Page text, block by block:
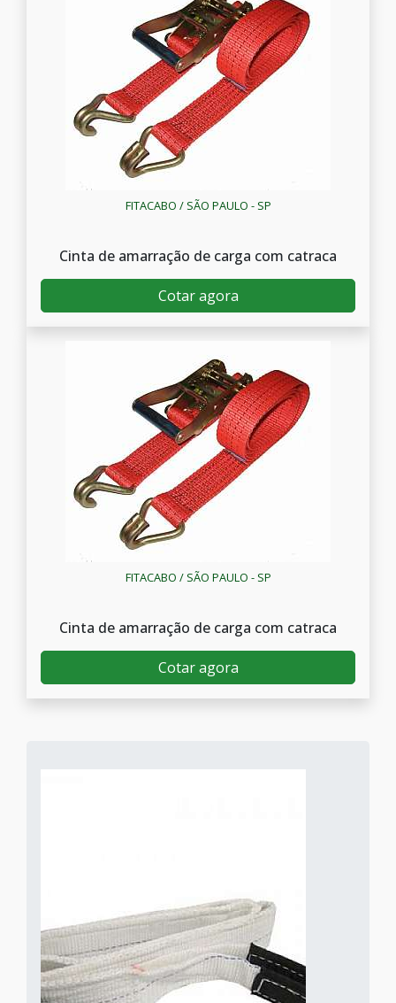
FITACABO / SÃO PAULO - SP
Cinta de amarração de carga com catraca
Cotar agora
FITACABO / SÃO PAULO - SP
Cinta de amarração de carga com catraca
Cotar agora